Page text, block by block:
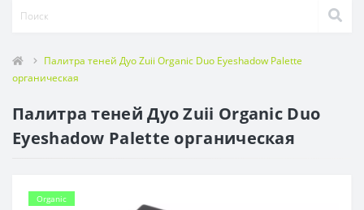
Палитра теней Дуо Zuii Organic Duo Eyeshadow Palette
органическая
Палитра теней Дуо Zuii Organic Duo
Eyeshadow Palette органическая
Organic